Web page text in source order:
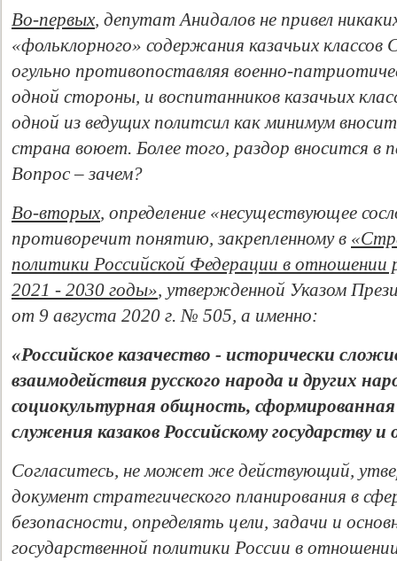
Во-первых, депутат Анидалов не привел
«фольклорного» содержания казачьих
огульно противопоставляя военно-
одной стороны, и воспитанников казачьих
одной из ведущих политсил как минимум
страна воюет. Более того, раздор вносится в
Вопрос – зачем?
Во-вторых, определение «несуществующее
противоречит понятию, закрепленному в
политики Российской Федерации в отношении
2021 - 2030 годы», утвержденной Указом
от 9 августа 2020 г. № 505, а именно:
«Российское казачество - исторически
взаимодействия русского народа и других
социокультурная общность, сформированная
служения казаков Российскому государству и
Согласитесь, не может же действующий,
документ стратегического планирования в
безопасности, определять цели, задачи и
государственной политики России в